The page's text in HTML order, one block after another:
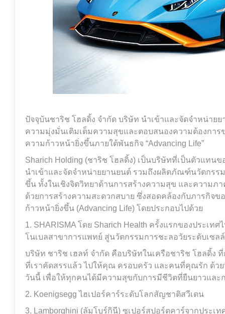
ปัจจุบันชาริช โฮลดิ้ง จำกัด บริษัท นำเข้าและจัดจำหน่า
ความมุ่งมั่นเติมเต็มความสุขและตอบสนองความต้องการ
ความก้าวหน้ายิ่งขึ้นภายใต้พันธกิจ “Advancing Life”
Sharich Holding (ชาริช โฮลดิ้ง) เป็นบริษัทที่เป็นตัวแทน
นำเข้าและจัดจำหน่ายยานยนต์ รวมถึงผลิตภัณฑ์นวัตกรร
ขึ้น ทั้งในเชิงจิตวิทยาด้านการสร้างความสุข และความภ
ด้วยการสร้างความสะดวกสบาย ซึ่งสอดคล้องกับภารกิจ
ก้าวหน้ายิ่งขึ้น (Advancing Life) โดยประกอบไปด้วย
1. SHARISMA โดย Sharich Health ครั้งแรกของประเท
โนเบลสาขาการแพทย์ สู่นวัตกรรมการชะลอวัยระดับเซลล์
บริษัท ชาริช เฮลท์ จำกัด คือบริษัทในเครือชาริช โฮลดิ้ง
ที่เราคัดสรรแล้ว ไปให้คุณ ครอบครัว และคนที่คุณรัก ด้
วันนี้ เพื่อให้ทุกคนได้มีความสุขกับการมีชีวิตที่ยืนยาวและ
2. Koenigsegg ไฮเปอร์คาร์ระดับโลกสัญชาติสวีเดน
3. Lamborghini (ลัมโบร์กินี) ซูเปอร์สปอร์ตคาร์จากประเท